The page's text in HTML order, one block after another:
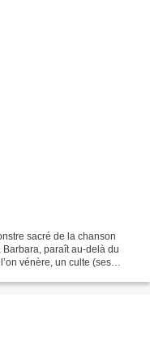
sacré de la chanson
paraît au-delà du
vénère, un culte (ses